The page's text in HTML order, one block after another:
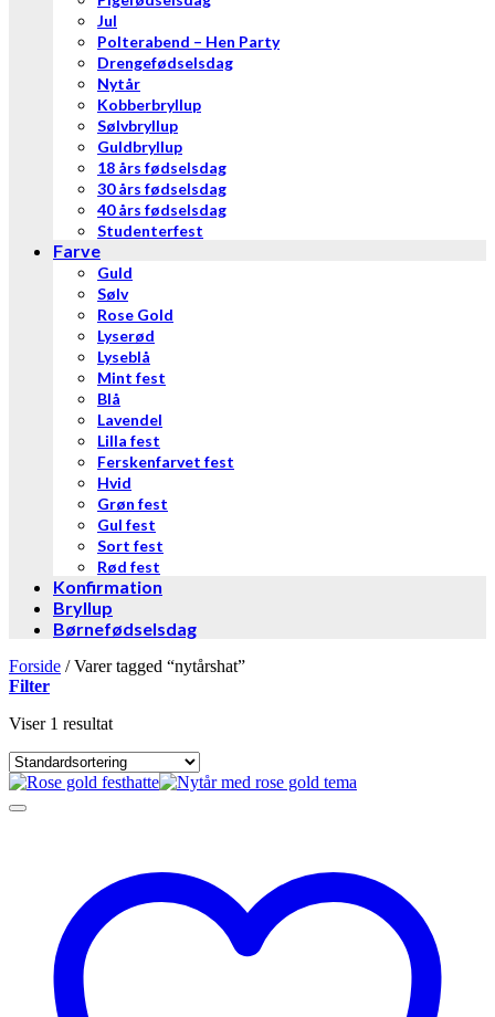
Jul
Polterabend – Hen Party
Drengefødselsdag
Nytår
Kobberbryllup
Sølvbryllup
Guldbryllup
18 års fødselsdag
30 års fødselsdag
40 års fødselsdag
Studenterfest
Farve
Guld
Sølv
Rose Gold
Lyserød
Lyseblå
Mint fest
Blå
Lavendel
Lilla fest
Ferskenfarvet fest
Hvid
Grøn fest
Gul fest
Sort fest
Rød fest
Konfirmation
Bryllup
Børnefødselsdag
Forside /Varer tagged “nytårshat”
Filter
Viser 1 resultat